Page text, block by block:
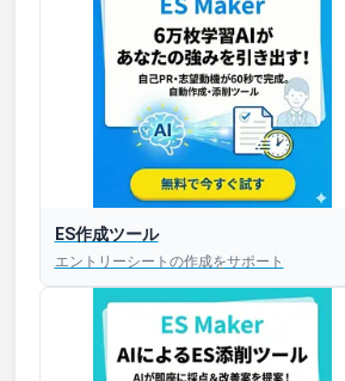
ES作成ツール
エントリーシートの作成をサポート